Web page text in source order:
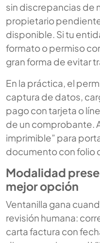
sin discrepancias de
propietario
disponible. Si tu
formato o permiso
gran forma de evitar
En la práctica, el
captura de datos,
pago con tarjeta o
de un comprobante.
imprimible” para
documento con folio
Modalidad
mejor opción
Ventanilla gana
revisión humana:
carta factura con